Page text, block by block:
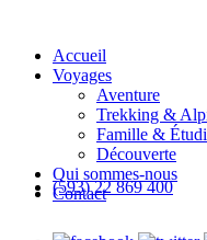
Accueil
Voyages
Aventure
Trekking &
Famille &
Découverte
Qui sommes-nous
Contact
(593) 22 869 400